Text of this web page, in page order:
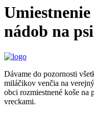
nádob na
Dávame do pozornosti
miláčikov venčia na
obci rozmiestnené koše na
vreckami.